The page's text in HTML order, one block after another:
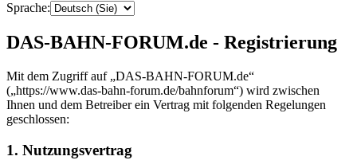
Sprache:
DAS-BAHN-FORUM.de - Registrierung
Mit dem Zugriff auf „DAS-BAHN-FORUM.de“
(„https://www.das-bahn-forum.de/bahnforum“) wird zwischen
Ihnen und dem Betreiber ein Vertrag mit folgenden Regelungen
geschlossen:
1. Nutzungsvertrag